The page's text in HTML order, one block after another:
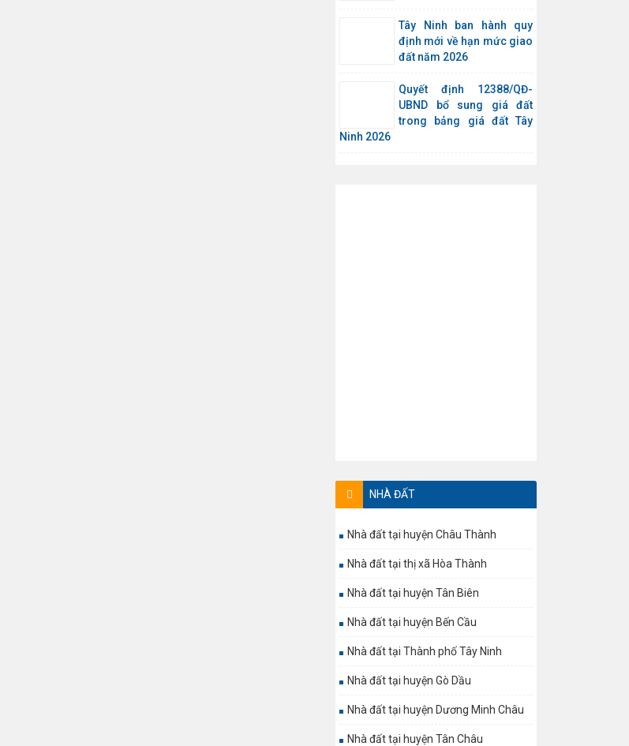
Tây Ninh ban hành quy
định mới về hạn mức giao
đất năm 2026
Quyết định 12388/QĐ-
UBND bổ sung giá đất
trong bảng giá đất Tây
Ninh 2026
NHÀ ĐẤT
Nhà đất tại huyện Châu Thành
Nhà đất tại thị xã Hòa Thành
Nhà đất tại huyện Tân Biên
Nhà đất tại huyện Bến Cầu
Nhà đất tại Thành phố Tây Ninh
Nhà đất tại huyện Gò Dầu
Nhà đất tại huyện Dương Minh Châu
Nhà đất tại huyện Tân Châu